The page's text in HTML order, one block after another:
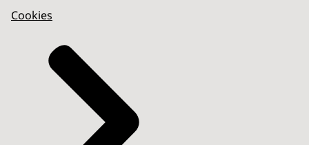
Cookies